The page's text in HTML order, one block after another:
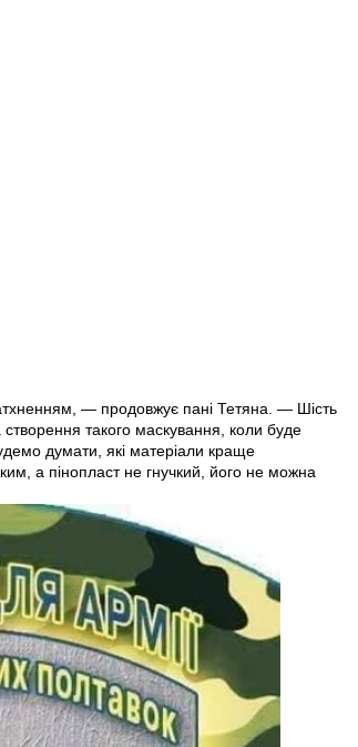
— продовжує пані Тетяна. — Шість
такого маскування, коли буде
думати, які матеріали краще
а пінопласт не гнучкий, його не можна